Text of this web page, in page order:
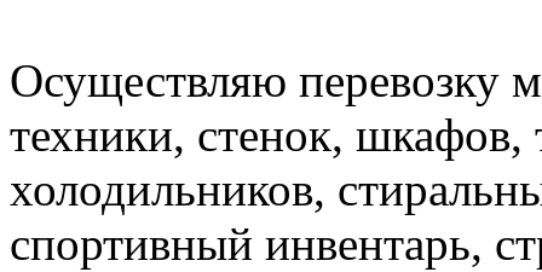
Осуществляю перевозку
техники, стенок, шкафов,
холодильников,
спортивный инвентарь,